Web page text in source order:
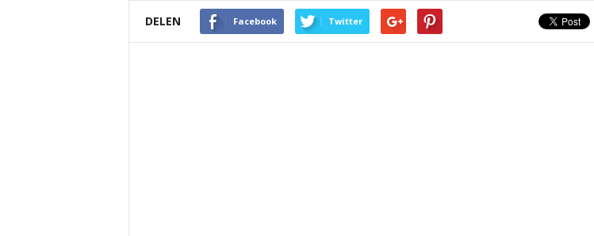
DELEN Facebook Twitter